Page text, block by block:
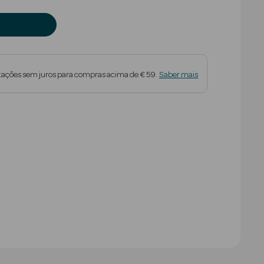
sem juros para compras acima de € 59. Saber mais